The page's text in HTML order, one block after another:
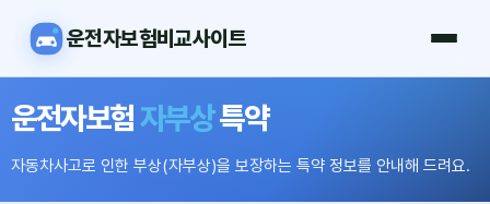
운전자보험비교사이트
운전자보험자부상특약
자동차사고로 인한 부상(자부상)을 보장하는 특약 정보를 안내해 드려요.